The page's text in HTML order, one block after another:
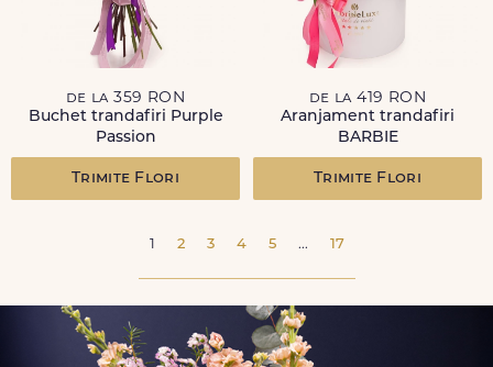
de la 359 RON
Buchet trandafiri Purple
Passion
Trimite Flori
de la 419 RON
Aranjament trandafiri
BARBIE
Trimite Flori
1 2 3 4 5 ... 17